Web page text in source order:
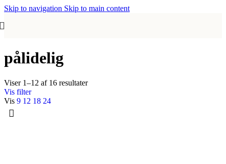
Skip to navigation Skip to main content
pålidelig
Viser 1–12 af 16 resultater
Vis filter
Vis 9 12 18 24